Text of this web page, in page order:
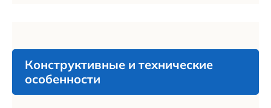
Конструктивные и технические
особенности